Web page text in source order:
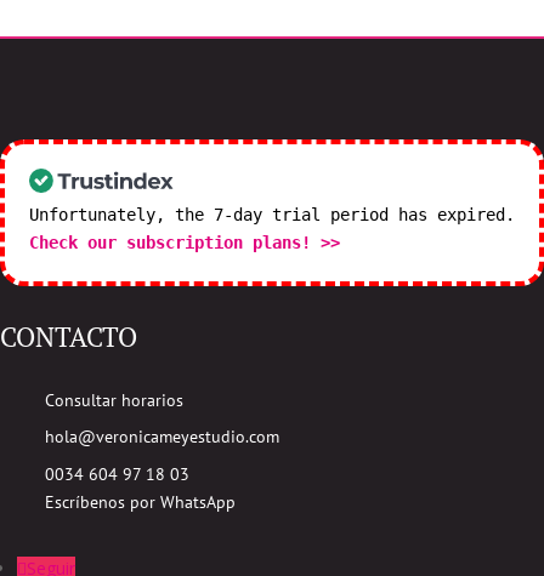
Unfortunately, the 7-day trial period has expired.
Check our subscription plans! >>
CONTACTO
Consultar horarios
hola@veronicameyestudio.com
0034 604 97 18 03
Escríbenos por WhatsApp
Seguir